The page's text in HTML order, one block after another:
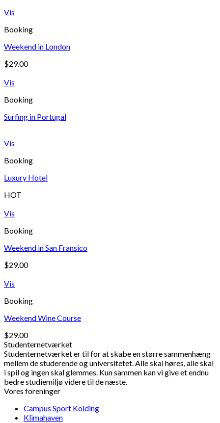
Vis
Booking
Weekend in London
$29.00
Vis
Booking
Surfing in Portugal
Vis
Booking
Luxury Hotel
HOT
Vis
Booking
Weekend in San Fransico
$29.00
Vis
Booking
Weekend Wine Course
$29.00
Studenternetværket
Studenternetværket er til for at skabe en større sammenhæng
mellem de studerende og universitetet. Alle skal høres, alle skal
i spil og ingen skal glemmes. Kun sammen kan vi give et endnu
bedre studiemiljø videre til de næste.
Vores foreninger
Campus Sport Kolding
Klimahaven